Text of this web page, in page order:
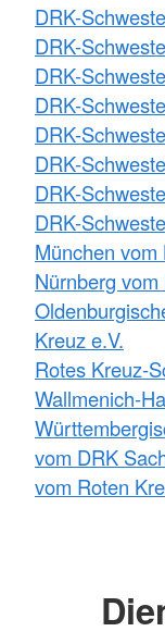
DRK-
DRK-
DRK-
DRK-
DRK-
DRK-
DRK-
DRK-
München vom
Nürnberg vom
Kreuz e.V.
Rotes Kreuz-
Wallmenich-
vom DRK
vom Roten